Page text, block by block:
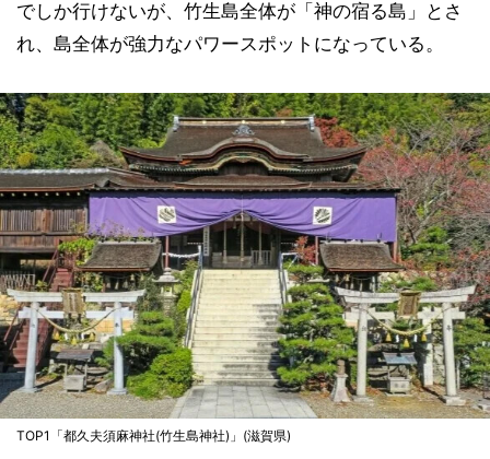
でしか行けないが、竹生島全体が「神の宿る島」とさ
れ、島全体が強力なパワースポットになっている。
TOP1「都久夫須麻神社(竹生島神社)」(滋賀県)